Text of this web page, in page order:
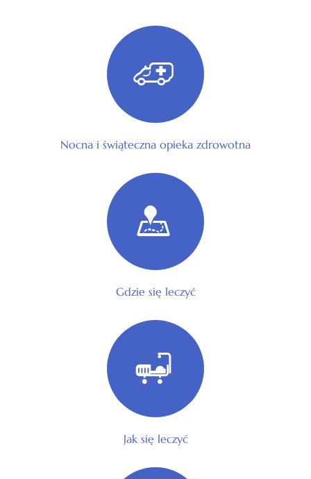
Nocna i świąteczna opieka zdrowotna
Gdzie się leczyć
Jak się leczyć